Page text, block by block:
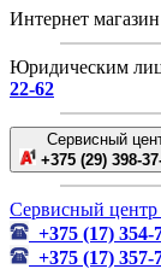
Интернет магазин
Юридическим
22-62
Сервисный
+375 (29) 398-
Сервисный
+375 (17) 354-
+375 (17) 357-